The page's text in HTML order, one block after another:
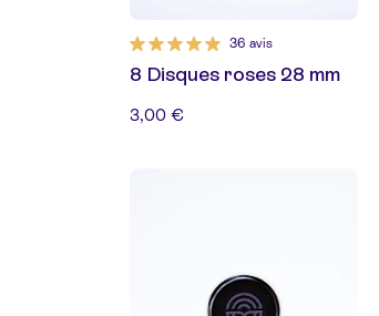
36 avis
8 Disques roses 28 mm
3,00 €